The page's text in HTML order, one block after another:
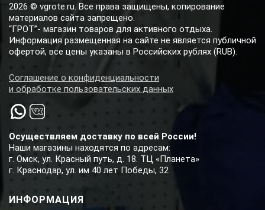
Осуществляем доставку по всей России!
Наши магазины находятся по адресам:
г. Омск, ул. Красный путь, д. 18. ТЦ «Планета»
г. Краснодар, ул. им 40 лет Победы, 32
ИНФОРМАЦИЯ
2026 © vgrote.ru. Все права защищены, копирование
материалов сайта запрещено.
“ГРОТ”- магазин товаров для активного отдыха.
Информация размещенная на сайте не является публичной
офертой, все цены указаны в Российских рублях (RUB).
Соглашение о конфиденциальности
и обработке пользовательских данных